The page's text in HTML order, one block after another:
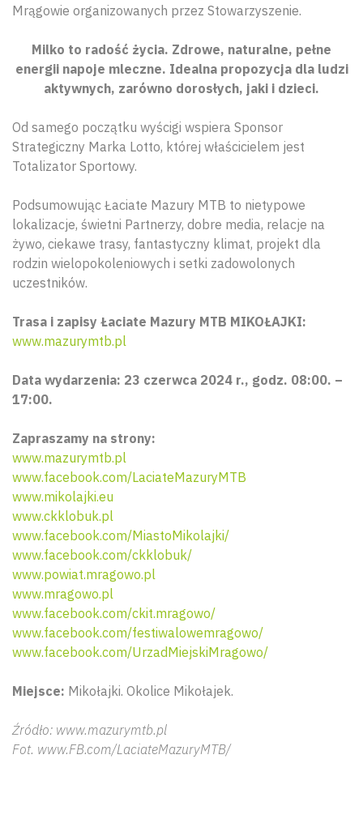
Mrągowie organizowanych przez Stowarzyszenie.
Milko to radość życia. Zdrowe, naturalne, pełne
energii napoje mleczne. Idealna propozycja dla ludzi
aktywnych, zarówno dorosłych, jaki i dzieci.
Od samego początku wyścigi wspiera Sponsor
Strategiczny Marka Lotto, której właścicielem jest
Totalizator Sportowy.
Podsumowując Łaciate Mazury MTB to nietypowe
lokalizacje, świetni Partnerzy, dobre media, relacje na
żywo, ciekawe trasy, fantastyczny klimat, projekt dla
rodzin wielopokoleniowych i setki zadowolonych
uczestników.
Trasa i zapisy Łaciate Mazury MTB MIKOŁAJKI:
www.mazurymtb.pl
Data wydarzenia: 23 czerwca 2024 r., godz. 08:00. –
17:00.
Zapraszamy na strony:
www.mazurymtb.pl
www.facebook.com/LaciateMazuryMTB
www.mikolajki.eu
www.ckklobuk.pl
www.facebook.com/MiastoMikolajki/
www.facebook.com/ckklobuk/
www.powiat.mragowo.pl
www.mragowo.pl
www.facebook.com/ckit.mragowo/
www.facebook.com/festiwalowemragowo/
www.facebook.com/UrzadMiejskiMragowo/
Miejsce: Mikołajki. Okolice Mikołajek.
Źródło: www.mazurymtb.pl
Fot. www.FB.com/LaciateMazuryMTB/